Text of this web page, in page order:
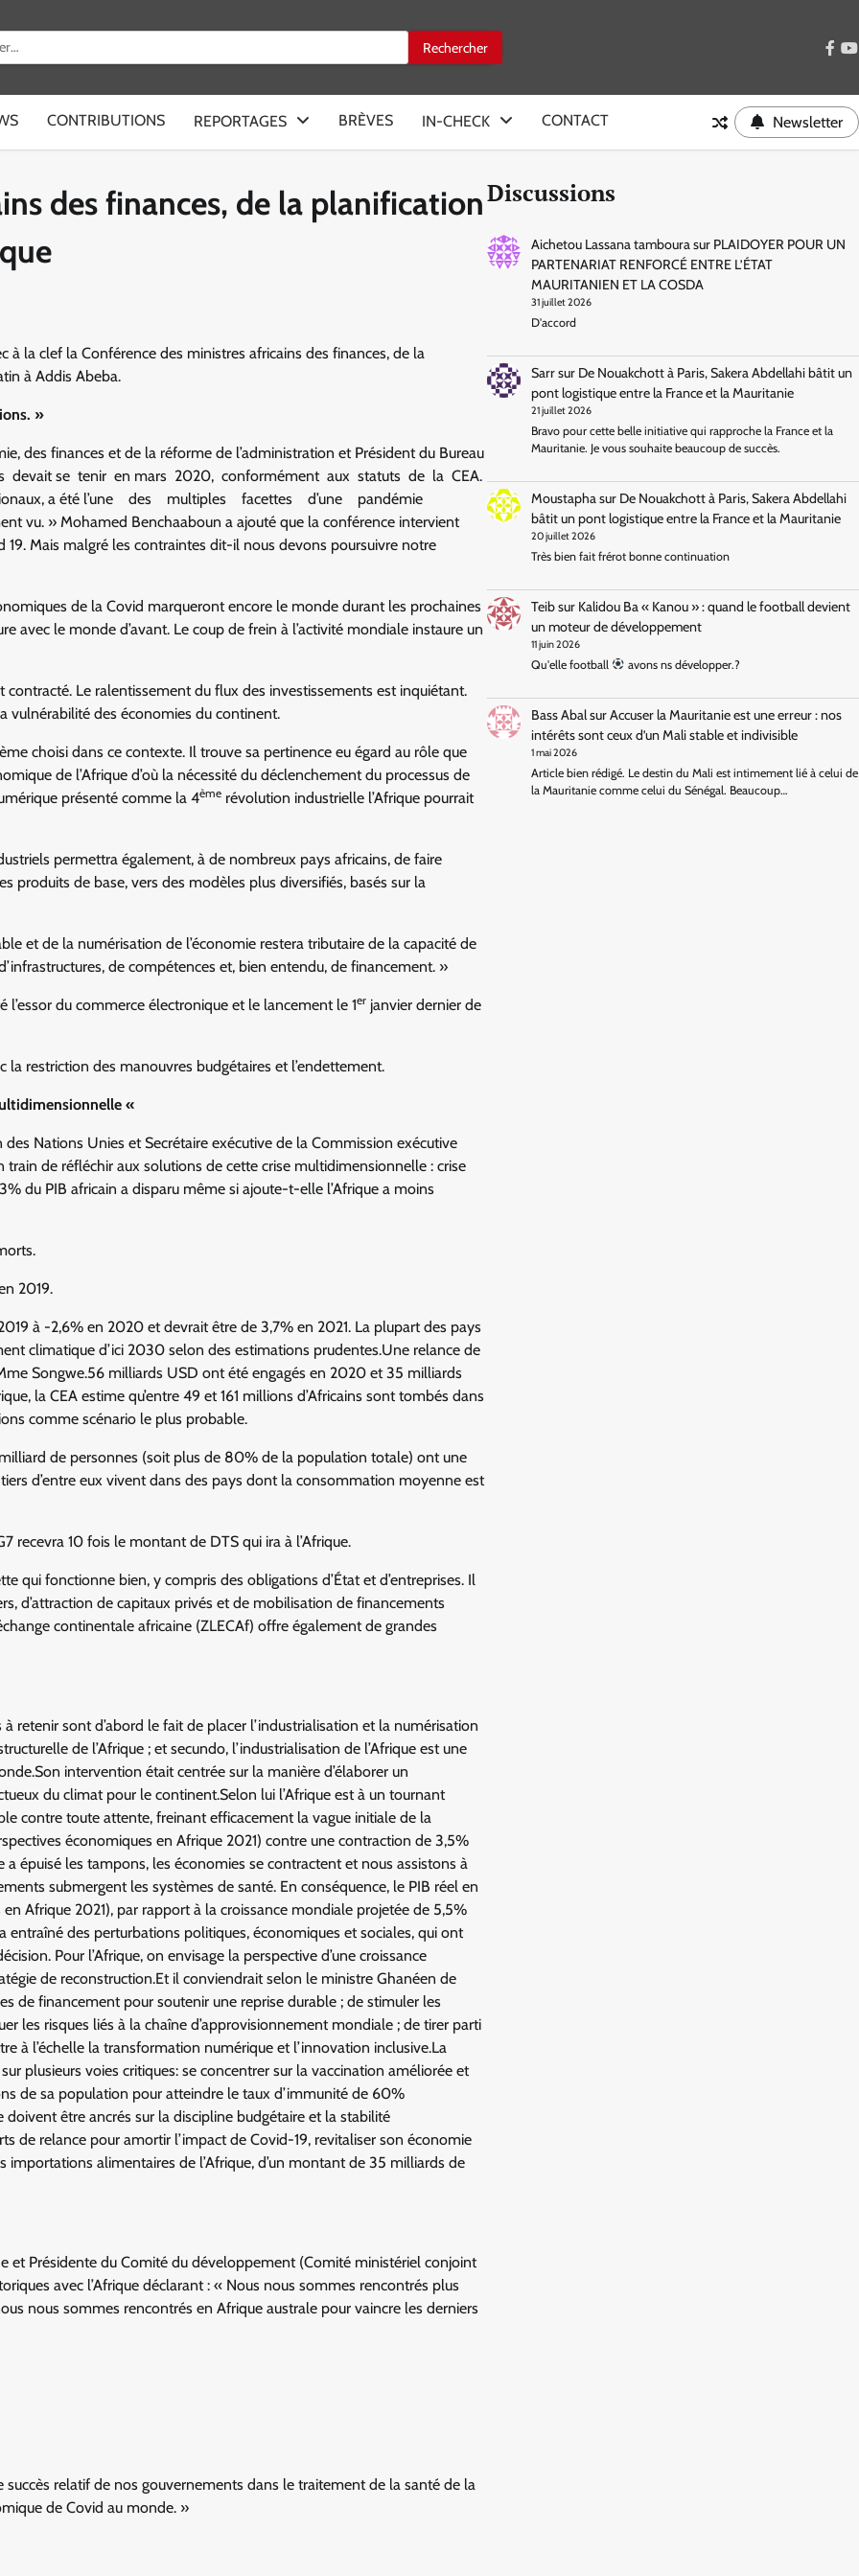
CONTRIBUTIONS REPORTAGES BRÈVES IN-CHECK CONTACT Newsletter
des finances, de la planification
la clef la Conférence des ministres africains des finances, de la
à Addis Abeba.
»
des finances et de la réforme de l’administration et Président du Bureau
devait se tenir en mars 2020, conformément aux statuts de la CEA.
a été l’une des multiples facettes d’une pandémie
» Mohamed Benchaaboun a ajouté que la conférence intervient
Mais malgré les contraintes dit-il nous devons poursuivre notre
de la Covid marqueront encore le monde durant les prochaines
avec le monde d’avant. Le coup de frein à l’activité mondiale instaure un
contracté. Le ralentissement du flux des investissements est inquiétant.
vulnérabilité des économies du continent.
choisi dans ce contexte. Il trouve sa pertinence eu égard au rôle que
de l’Afrique d’où la nécessité du déclenchement du processus de
présenté comme la 4ème révolution industrielle l’Afrique pourrait
permettra également, à de nombreux pays africains, de faire
produits de base, vers des modèles plus diversifiés, basés sur la
et de la numérisation de l’économie restera tributaire de la capacité de
de compétences et, bien entendu, de financement. »
du commerce électronique et le lancement le 1er janvier dernier de
restriction des manouvres budgétaires et l’endettement.
«
Nations Unies et Secrétaire exécutive de la Commission exécutive
train de réfléchir aux solutions de cette crise multidimensionnelle : crise
du PIB africain a disparu même si ajoute-t-elle l’Afrique a moins
2019.
à -2,6% en 2020 et devrait être de 3,7% en 2021. La plupart des pays
climatique d’ici 2030 selon des estimations prudentes.Une relance de
Songwe.56 milliards USD ont été engagés en 2020 et 35 milliards
la CEA estime qu’entre 49 et 161 millions d’Africains sont tombés dans
comme scénario le plus probable.
de personnes (soit plus de 80% de la population totale) ont une
d’entre eux vivent dans des pays dont la consommation moyenne est
10 fois le montant de DTS qui ira à l’Afrique.
qui fonctionne bien, y compris des obligations d’État et d’entreprises. Il
d’attraction de capitaux privés et de mobilisation de financements
continentale africaine (ZLECAf) offre également de grandes
retenir sont d’abord le fait de placer l’industrialisation et la numérisation
de l’Afrique ; et secundo, l’industrialisation de l’Afrique est une
intervention était centrée sur la manière d’élaborer un
du climat pour le continent.Selon lui l’Afrique est à un tournant
contre toute attente, freinant efficacement la vague initiale de la
économiques en Afrique 2021) contre une contraction de 3,5%
épuisé les tampons, les économies se contractent et nous assistons à
submergent les systèmes de santé. En conséquence, le PIB réel en
Afrique 2021), par rapport à la croissance mondiale projetée de 5,5%
entraîné des perturbations politiques, économiques et sociales, qui ont
Pour l’Afrique, on envisage la perspective d’une croissance
de reconstruction.Et il conviendrait selon le ministre Ghanéen de
de financement pour soutenir une reprise durable ; de stimuler les
les risques liés à la chaîne d’approvisionnement mondiale ; de tirer parti
à l’échelle la transformation numérique et l’innovation inclusive.La
plusieurs voies critiques: se concentrer sur la vaccination améliorée et
de sa population pour atteindre le taux d’immunité de 60%
être ancrés sur la discipline budgétaire et la stabilité
de relance pour amortir l’impact de Covid-19, revitaliser son économie
alimentaires de l’Afrique, d’un montant de 35 milliards de
et Présidente du Comité du développement (Comité ministériel conjoint
avec l’Afrique déclarant : « Nous nous sommes rencontrés plus
nous sommes rencontrés en Afrique australe pour vaincre les derniers
relatif de nos gouvernements dans le traitement de la santé de la
de Covid au monde. »
Discussions
Aichetou Lassana tambourasur PLAIDOYER POUR UN
PARTENARIAT RENFORCÉ ENTRE L’ÉTAT
MAURITANIEN ET LA COSDA
31 juillet 2026
D'accord
Sarrsur De Nouakchott à Paris, Sakera Abdellahi bâtit un
pont logistique entre la France et la Mauritanie
21 juillet 2026
Bravo pour cette belle initiative qui rapproche la France et la
Mauritanie. Je vous souhaite beaucoup de succès.
Moustaphasur De Nouakchott à Paris, Sakera Abdellahi
bâtit un pont logistique entre la France et la Mauritanie
20 juillet 2026
Très bien fait frérot bonne continuation
Teibsur Kalidou Ba « Kanou » : quand le football devient
un moteur de développement
11 juin 2026
Qu'elle football avons ns développer.?
Bass AbalsurAccuser la Mauritanie est une erreur : nos
intérêts sont ceux d’un Mali stable et indivisible
1 mai 2026
Article bien rédigé. Le destin du Mali est intimement lié à celui de
la Mauritanie comme celui du Sénégal. Beaucoup…